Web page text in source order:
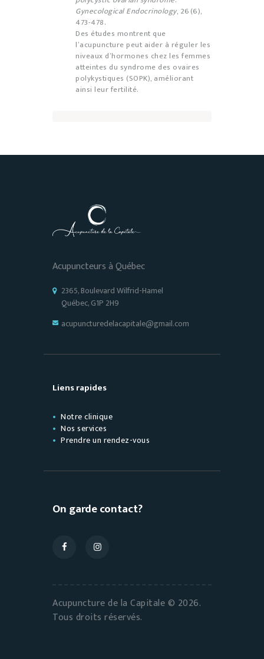
Gynecological Endocrinology, 26(6),
473-478.
Des études montrent que
l’acupuncture peut aider à réguler les
niveaux d’hormones chez les femmes
atteintes du syndrome des ovaires
polykystiques (SOPK), améliorant
ainsi leur fertilité.
Acupuncteurs à Québec
2365, Boulevard Wilfrid-Hamel
Québec, G1P 2H9
acupuncturedelacapitale@gmail.com
Liens rapides
Notre clinique
Nos services
Prendre un rendez-vous
On garde contact?
Acupuncture de la Capitale © 2026.
Tous droits réservés.